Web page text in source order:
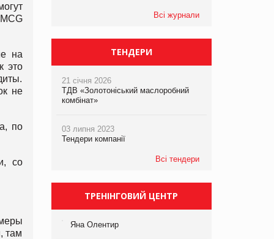
на
это
не
по
со
там
Всі журнали
ТЕНДЕРИ
21 січня 2026
ТДВ «Золотоніський маслоробний
комбінат»
03 липня 2023
Тендери компанії
Всі тендери
ТРЕНІНГОВИЙ ЦЕНТР
Яна Олентир